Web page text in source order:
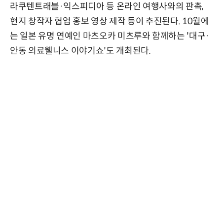
라쿠텐트래블·익스피디아 등 온라인 여행사와의 판촉,
현지 창작자 협업 홍보 영상 제작 등이 추진된다. 10월에
는 일본 유명 연예인 마츠오카 미츠루와 함께하는 '대구·
안동 의료웰니스 이야기쇼'도 개최된다.